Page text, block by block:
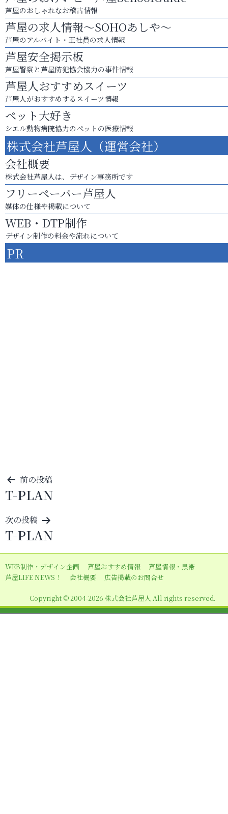
芦屋のおしゃれなお稽古情報
芦屋の求人情報～SOHOあしや～
芦屋のアルバイト・正社員の求人情報
芦屋安全掲示板
芦屋警察と芦屋防犯協会協力の事件情報
芦屋人おすすめスイーツ
芦屋人がおすすめするスイーツ情報
ペット大好き
シエル動物病院協力のペットの医療情報
株式会社芦屋人（運営会社）
会社概要
株式会社芦屋人は、デザイン事務所です
フリーペーパー芦屋人
媒体の仕様や掲載について
WEB・DTP制作
デザイン制作の料金や流れについて
PR
投
稿
ナ
ビ
ゲ
ー
シ
ン
前の投稿
T-PLAN
次の投稿
T-PLAN
WEB制作・デザイン企画 芦屋おすすめ情報
芦屋情報・黒帯
芦屋LIFE NEWS！
会社概要 広告掲載のお問合せ
Copyright © 2004-2026 株式会社芦屋人 All rights reserved.